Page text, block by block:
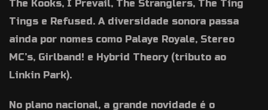
The Kooks, I Prevail, The Stranglers, The Ting
Tings e Refused. A diversidade sonora passa
ainda por nomes como Palaye Royale, Stereo
MC’s, Girlband! e Hybrid Theory (tributo ao
Linkin Park).
No plano nacional, a grande novidade é o